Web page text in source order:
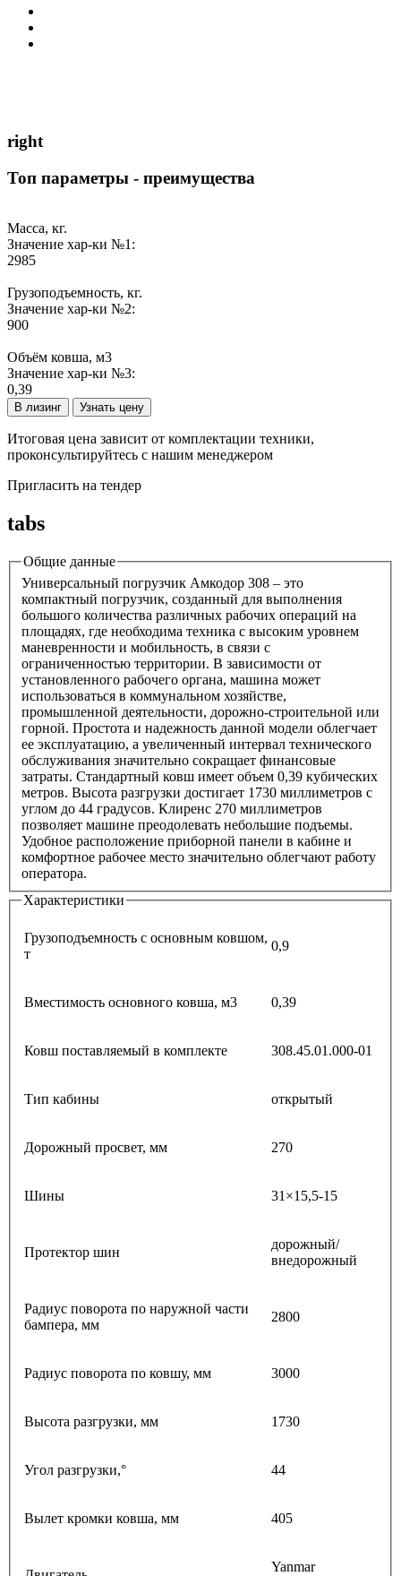
right
Топ параметры - преимущества
Масса, кг.
Значение хар-ки №1:
2985
Грузоподъемность, кг.
Значение хар-ки №2:
900
Объём ковша, м3
Значение хар-ки №3:
0,39
В лизинг Узнать цену
Итоговая цена зависит от комплектации техники,
проконсультируйтесь с нашим менеджером
Пригласить на тендер
tabs
Общие данные
Универсальный погрузчик Амкодор 308 – это
компактный погрузчик, созданный для выполнения
большого количества различных рабочих операций на
площадях, где необходима техника с высоким уровнем
маневренности и мобильность, в связи с
ограниченностью территории. В зависимости от
установленного рабочего органа, машина может
использоваться в коммунальном хозяйстве,
промышленной деятельности, дорожно-строительной или
горной. Простота и надежность данной модели облегчает
ее эксплуатацию, а увеличенный интервал технического
обслуживания значительно сокращает финансовые
затраты. Стандартный ковш имеет объем 0,39 кубических
метров. Высота разгрузки достигает 1730 миллиметров с
углом до 44 градусов. Клиренс 270 миллиметров
позволяет машине преодолевать небольшие подъемы.
Удобное расположение приборной панели в кабине и
комфортное рабочее место значительно облегчают работу
оператора.
Характеристики
Грузоподъемность с основным ковшом,
т
0,9
Вместимость основного ковша, м3 0,39
Ковш поставляемый в комплекте 308.45.01.000-01
Тип кабины открытый
Дорожный просвет, мм 270
Шины 31×15,5-15
Протектор шин
дорожный/
внедорожный
Радиус поворота по наружной части
бампера, мм
2800
Радиус поворота по ковшу, мм 3000
Высота разгрузки, мм 1730
Угол разгрузки,° 44
Вылет кромки ковша, мм 405
Yanmar